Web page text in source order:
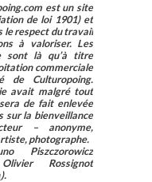
est un site
de loi 1901) et
le respect du travail
à valoriser. Les
sont là qu’à titre
commerciale
Culturopoing.
avait malgré tout
de fait enlevée
sur la bienveillance
– anonyme,
photographe.
Piszczorowicz
Rossignot
).